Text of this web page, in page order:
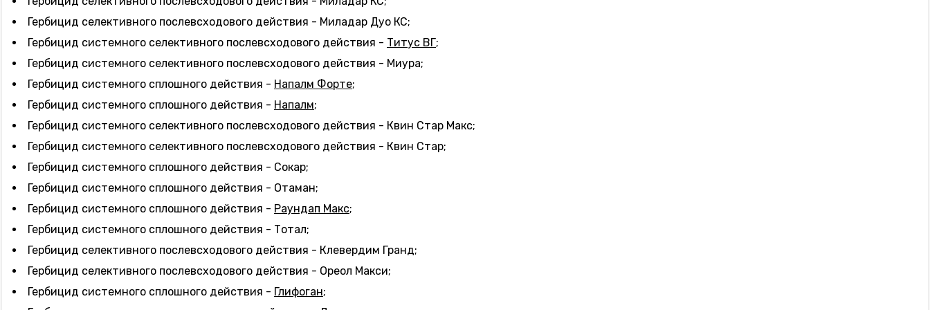
Гербицид селективного послевсходового действия - Миладар Дуо КС;
Гербицид системного селективного послевсходового действия - Титус ВГ;
Гербицид системного селективного послевсходового действия - Миура;
Гербицид системного сплошного действия - Напалм Форте;
Гербицид системного сплошного действия - Напалм;
Гербицид системного селективного послевсходового действия - Квин Стар Макс;
Гербицид системного селективного послевсходового действия - Квин Стар;
Гербицид системного сплошного действия - Сокар;
Гербицид системного сплошного действия - Отаман;
Гербицид системного сплошного действия - Раундап Макс;
Гербицид системного сплошного действия - Тотал;
Гербицид селективного послевсходового действия - Клевердим Гранд;
Гербицид селективного послевсходового действия - Ореол Макси;
Гербицид системного сплошного действия - Глифоган;